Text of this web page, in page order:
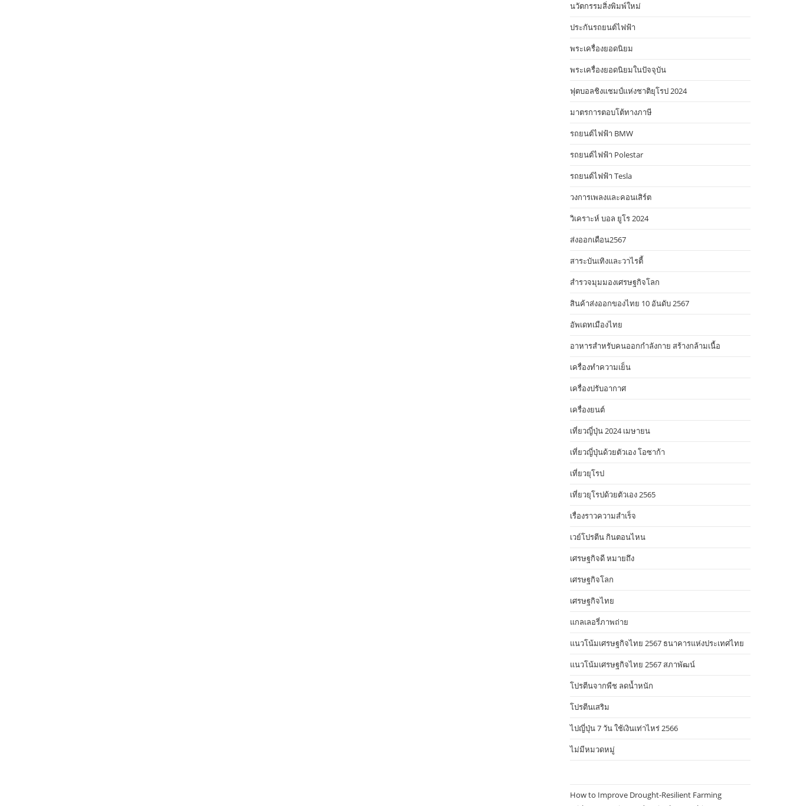
นวัตกรรมสิ่งพิมพ์ใหม่
ประกันรถยนต์ไฟฟ้า
พระเครื่องยอดนิยม
พระเครื่องยอดนิยมในปัจจุบัน
ฟุตบอลชิงแชมป์แห่งชาติยุโรป 2024
มาตรการตอบโต้ทางภาษี
รถยนต์ไฟฟ้า BMW
รถยนต์ไฟฟ้า Polestar
รถยนต์ไฟฟ้า Tesla
วงการเพลงและคอนเสิร์ต
วิเคราะห์ บอล ยูโร 2024
ส่งออกเดือน2567
สาระบันเทิงและวาไรตี้
สำรวจมุมมองเศรษฐกิจโลก
สินค้าส่งออกของไทย 10 อันดับ 2567
อัพเดทเมืองไทย
อาหารสําหรับคนออกกําลังกาย สร้างกล้ามเนื้อ
เครื่องทำความเย็น
เครื่องปรับอากาศ
เครื่องยนต์
เที่ยวญี่ปุ่น 2024 เมษายน
เที่ยวญี่ปุ่นด้วยตัวเอง โอซาก้า
เที่ยวยุโรป
เที่ยวยุโรปด้วยตัวเอง 2565
เรื่องราวความสำเร็จ
เวย์โปรตีน กินตอนไหน
เศรษฐกิจดี หมายถึง
เศรษฐกิจโลก
เศรษฐกิจไทย
แกลเลอรี่ภาพถ่าย
แนวโน้มเศรษฐกิจไทย 2567 ธนาคารแห่งประเทศไทย
แนวโน้มเศรษฐกิจไทย 2567 สภาพัฒน์
โปรตีนจากพืช ลดน้ำหนัก
โปรตีนเสริม
ไปญี่ปุ่น 7 วัน ใช้เงินเท่าไหร่ 2566
ไม่มีหมวดหมู่
How to Improve Drought-Resilient Farming